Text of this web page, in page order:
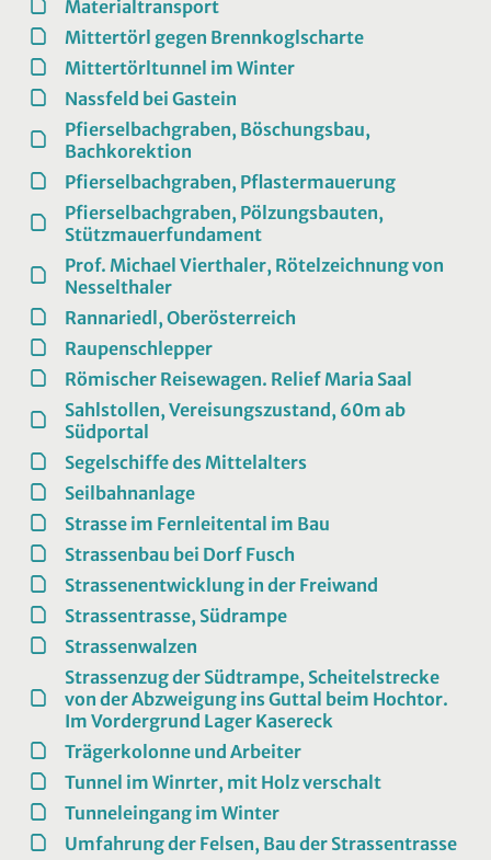
Materialtransport
Mittertörl gegen Brennkoglscharte
Mittertörltunnel im Winter
Nassfeld bei Gastein
Pfierselbachgraben, Böschungsbau,
Bachkorektion
Pfierselbachgraben, Pflastermauerung
Pfierselbachgraben, Pölzungsbauten,
Stützmauerfundament
Prof. Michael Vierthaler, Rötelzeichnung von
Nesselthaler
Rannariedl, Oberösterreich
Raupenschlepper
Römischer Reisewagen. Relief Maria Saal
Sahlstollen, Vereisungszustand, 60m ab
Südportal
Segelschiffe des Mittelalters
Seilbahnanlage
Strasse im Fernleitental im Bau
Strassenbau bei Dorf Fusch
Strassenentwicklung in der Freiwand
Strassentrasse, Südrampe
Strassenwalzen
Strassenzug der Südtrampe, Scheitelstrecke
von der Abzweigung ins Guttal beim Hochtor.
Im Vordergrund Lager Kasereck
Trägerkolonne und Arbeiter
Tunnel im Winrter, mit Holz verschalt
Tunneleingang im Winter
Umfahrung der Felsen, Bau der Strassentrasse